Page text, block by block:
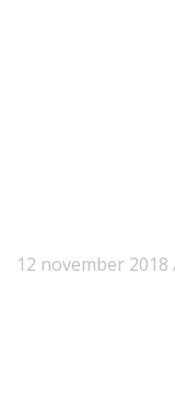
12 november 2018